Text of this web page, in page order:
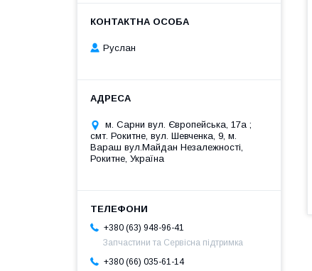
Руслан
м. Сарни вул. Європейська, 17а ;
смт. Рокитне, вул. Шевченка, 9, м.
Вараш вул.Майдан Незалежності,
Рокитне, Україна
+380 (63) 948-96-41
Запчастини та Сервісна підтримка
+380 (66) 035-61-14